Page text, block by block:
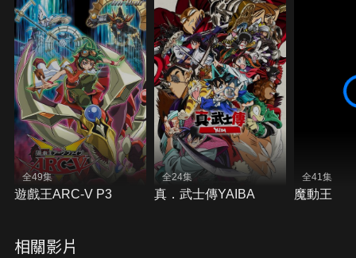
全49集
遊戲王ARC-V P3
全24集
真．武士傳YAIBA
全41集
魔動王
相關影片